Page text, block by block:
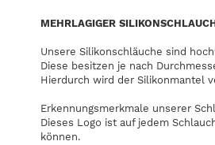
MEHRLAGIGER
Unsere Silikonschläuche sind
Diese besitzen je nach
Hierdurch wird der Silikonmantel
Erkennungsmerkmale unserer
Dieses Logo ist auf jedem
können.